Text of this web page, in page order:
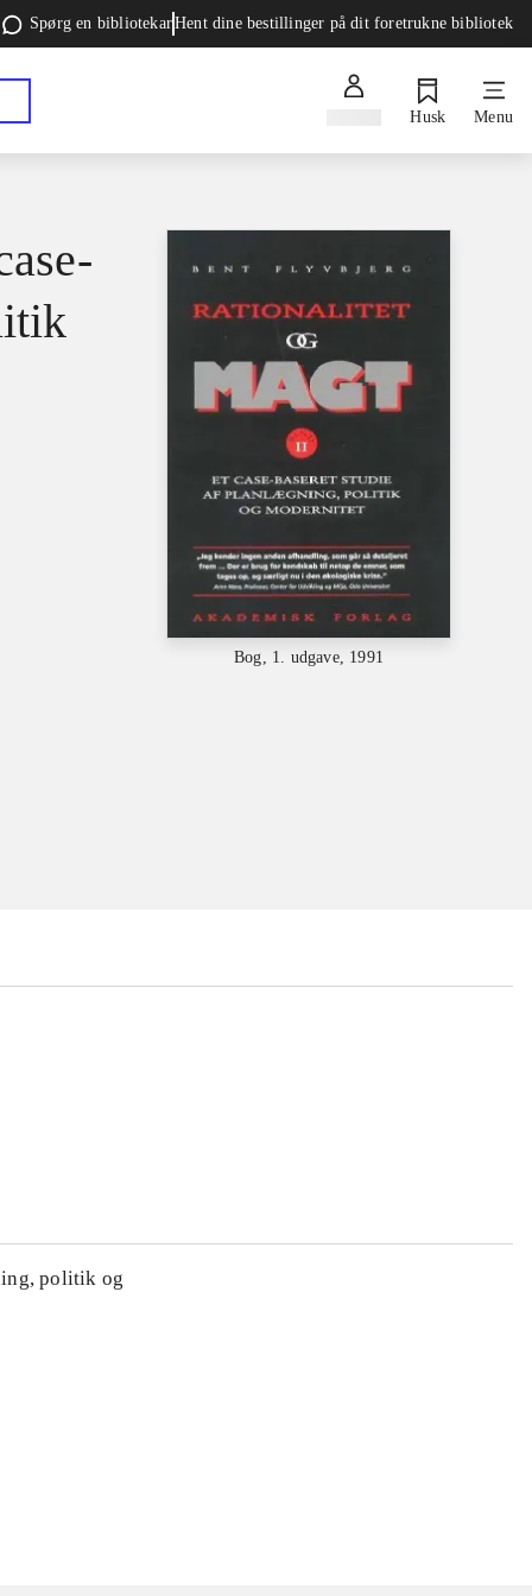
Spørg en bibliotekarHent dine bestillinger på dit foretrukne bibliotek
Husk Menu
Bog, 1. udgave, 1991
politik og